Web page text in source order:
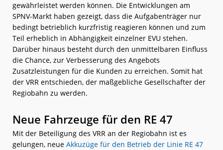
gewährleistet werden können. Die Entwicklungen am
SPNV-Markt haben gezeigt, dass die Aufgabenträger nur
bedingt betrieblich kurzfristig reagieren können und zum
Teil erheblich in Abhängigkeit einzelner EVU stehen.
Darüber hinaus besteht durch den unmittelbaren Einfluss
die Chance, zur Verbesserung des Angebots
Zusatzleistungen für die Kunden zu erreichen. Somit hat
der VRR entschieden, der maßgebliche Gesellschafter der
Regiobahn zu werden.
Neue Fahrzeuge für den RE 47
Mit der Beteiligung des VRR an der Regiobahn ist es
gelungen, neue Akkuzüge für den Betrieb der Linie RE 47